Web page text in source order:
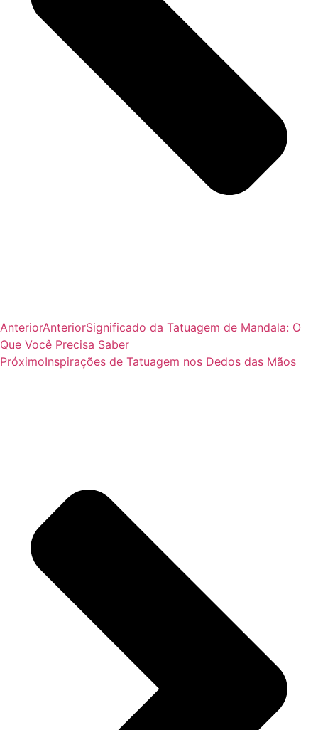
AnteriorAnteriorSignificado da Tatuagem de Mandala: O
Que Você Precisa Saber
PróximoInspirações de Tatuagem nos Dedos das Mãos